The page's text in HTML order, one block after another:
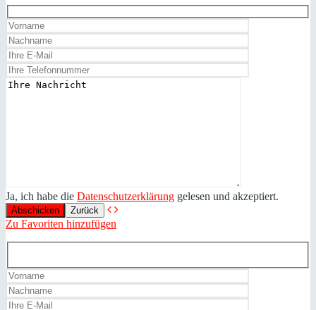
Ja, ich habe die Datenschutzerklärung gelesen und akzeptiert.
Zurück
Zu Favoriten hinzufügen